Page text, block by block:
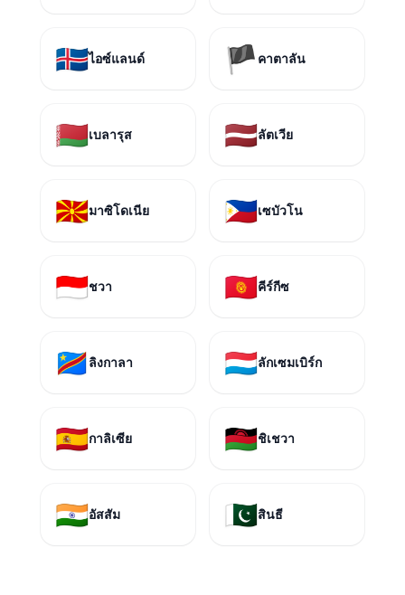
🇮🇸ไอซ์แลนด์ 🏴 คาตาลัน
🇧🇾เบลารุส 🇱🇻ลัตเวีย
🇲🇰มาซิโดเนีย 🇵🇭เซบัวโน
🇮🇩ชวา 🇰🇬คีร์กีซ
🇨🇩ลิงกาลา 🇱🇺ลักเซมเบิร์ก
🇪🇸กาลิเซีย 🇲🇼ชิเชวา
🇮🇳อัสสัม 🇵🇰สินธี